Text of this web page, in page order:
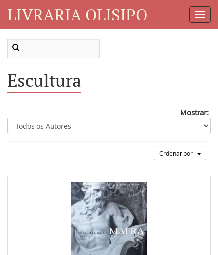
LIVRARIA OLISIPO
Escultura
Mostrar:
Ordenar por